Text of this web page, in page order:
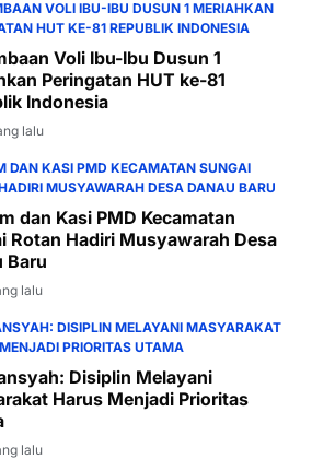
VOLI IBU-IBU DUSUN 1 MERIAHKAN
HUT KE-81 REPUBLIK INDONESIA
Voli Ibu-Ibu Dusun 1
Peringatan HUT ke-81
Indonesia
lalu
DAN KASI PMD KECAMATAN SUNGAI
MUSYAWARAH DESA DANAU BARU
dan Kasi PMD Kecamatan
Rotan Hadiri Musyawarah Desa
Baru
lalu
DISIPLIN MELAYANI MASYARAKAT
PRIORITAS UTAMA
Disiplin Melayani
Harus Menjadi Prioritas
lalu